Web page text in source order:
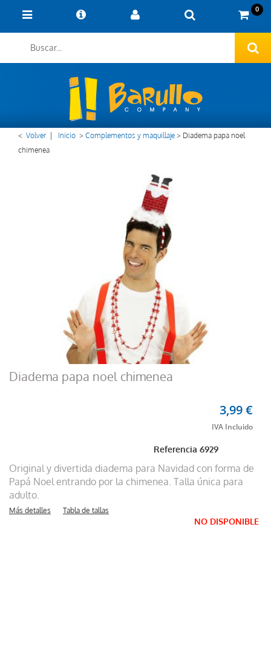
0
< Volver Inicio >Complementos y maquillaje> Diadema papa noel
chimenea
Diadema papa noel chimenea
Referencia6929
3,99 €
Original y divertida diadema para Navidad con forma de
Papá Noel entrando por la chimenea. Talla única para
adulto.
Más detalles Tabla de tallas
NO DISPONIBLE